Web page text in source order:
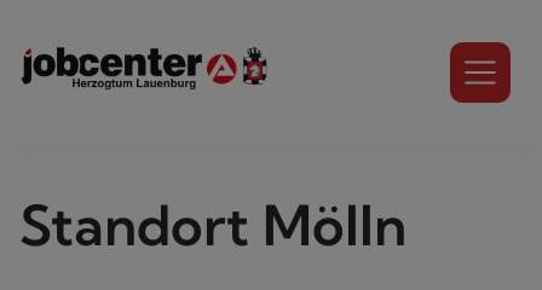
Standort Mölln